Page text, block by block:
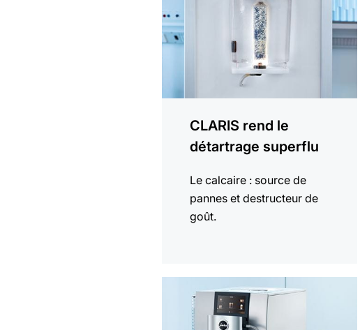
CLARIS rend le
détartrage superflu
Le calcaire : source de
pannes et destructeur de
goût.
savoir